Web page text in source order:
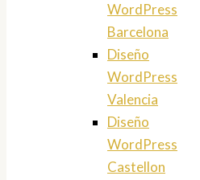
WordPress
Barcelona
Diseño
WordPress
Valencia
Diseño
WordPress
Castellon